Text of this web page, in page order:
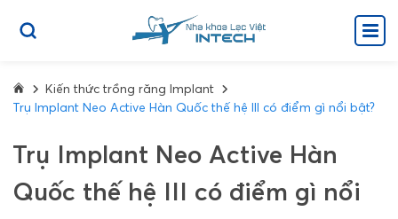
Kiến thức trồng răng Implant
Trụ Implant Neo Active Hàn Quốc thế hệ III có điểm gì nổi bật?
Trụ Implant Neo Active Hàn
Quốc thế hệ III có điểm gì nổi